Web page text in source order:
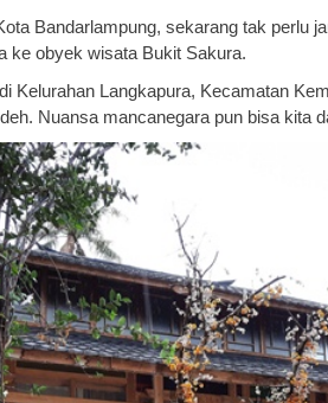
Bandarlampung, sekarang tak perlu
ke obyek wisata Bukit Sakura.
Kelurahan Langkapura, Kecamatan
Nuansa mancanegara pun bisa kita